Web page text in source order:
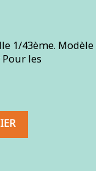
1/43ème. Modèle
les